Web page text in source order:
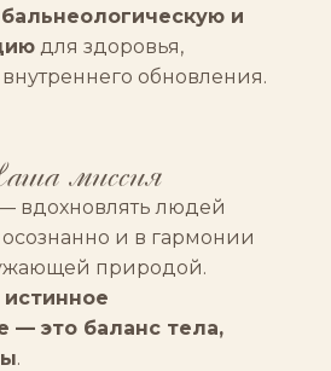
бальнеологическую и
для здоровья,
обновления.
миссия
вдохновлять людей
и в гармонии
природой.
истинное
— это баланс тела,
.